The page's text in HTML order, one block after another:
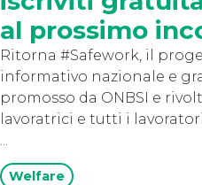
al prossimo
Ritorna #Safework, il
informativo nazionale e
promosso da ONBSI e
lavoratrici e tutti i
Welfare